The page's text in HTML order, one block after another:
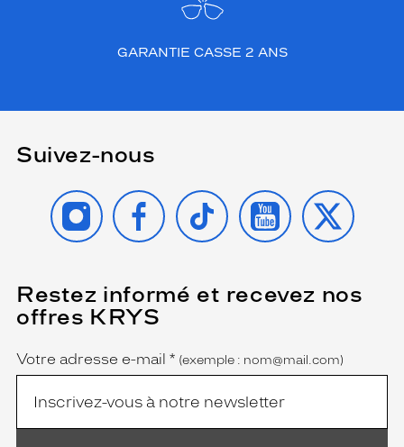
GARANTIE CASSE 2 ANS
Suivez-nous
INSTAGRAMFACEBOOK
TIKTOK YOUTUBE
X
Restez informé et recevez nos
offres KRYS
Name
Votre adresse e-mail *
(Ce
champ
est
obligatoire)
(exemple : nom@mail.com)